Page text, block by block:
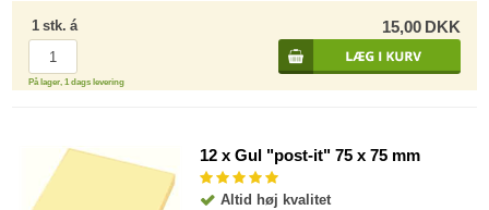
1 stk. á 15,00 DKK
På lager, 1 dags levering
12 x Gul "post-it" 75 x 75 mm
Altid høj kvalitet